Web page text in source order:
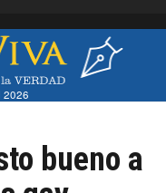
2026
bueno a